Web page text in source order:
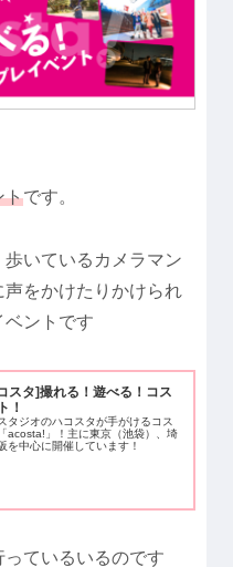
トです。
歩いているカメラマン
をかけたりかけられ
ベントです
スタ]撮れる！遊べる！コス
！
タジオのハコスタが手がけるコス
acosta!」！主に東京（池袋）、埼
を中心に開催しています！
ているいるのです